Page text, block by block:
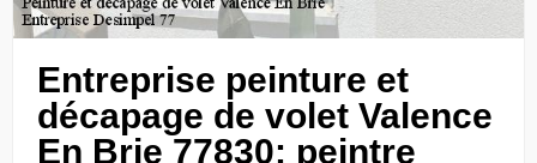
Entreprise peinture et
décapage de volet Valence
En Brie 77830: peintre